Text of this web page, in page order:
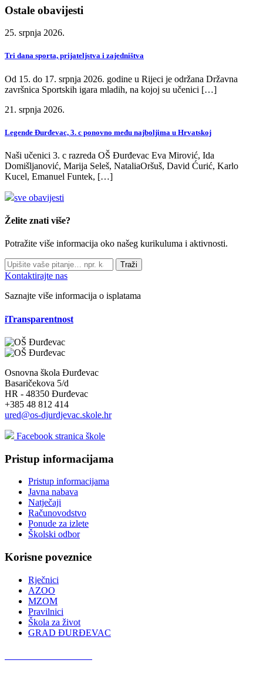
Ostale obavijesti
25. srpnja 2026.
Tri dana sporta, prijateljstva i zajedništva
Od 15. do 17. srpnja 2026. godine u Rijeci je održana Državna
završnica Sportskih igara mladih, na kojoj su učenici […]
21. srpnja 2026.
Legende Đurđevac, 3. c ponovno među najboljima u Hrvatskoj
Naši učenici 3. c razreda OŠ Đurđevac Eva Mirović, Ida
Domišljanović, Marija Seleš, NataliaOršuš, David Ćurić, Karlo
Kucel, Emanuel Funtek, […]
sve obavijesti
Želite znati više?
Potražite više informacija oko našeg kurikuluma i aktivnosti.
Traži
Kontaktirajte nas
Saznajte više informacija o isplatama
iTransparentnost
Osnovna škola Đurđevac
Basaričekova 5/d
HR - 48350 Đurđevac
+385 48 812 414
ured@os-djurdjevac.skole.hr
Facebook stranica škole
Pristup informacijama
Pristup informacijama
Javna nabava
Natječaji
Računovodstvo
Ponude za izlete
Školski odbor
Korisne poveznice
Rječnici
AZOO
MZOM
Pravilnici
Škola za život
GRAD ĐURĐEVAC